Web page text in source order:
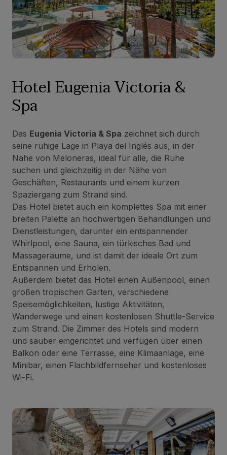
Hotel Eugenia Victoria &
Spa
Das Eugenia Victoria & Spa zeichnet sich durch
seine ruhige Lage in Playa del Inglés aus, in der
Nähe von Meloneras, ideal für alle, die Ruhe
suchen und gleichzeitig in der Nähe von
Geschäften, Restaurants und einem kurzen
Spaziergang zum Strand sind.
Das Hotel bietet auch ein komplettes Spa mit einer
breiten Palette an hochwertigen Behandlungen und
Dienstleistungen, darunter ein entspannender
Whirlpool, eine Sauna, ein türkisches Bad und
Massageräume, und ist damit der ideale Ort zum
Entspannen und Erholen.
Außerdem bietet das Hotel einen Außenpool, einen
großen tropischen Garten, verschiedene
Speisemöglichkeiten, lustige Aktivitäten,
Wanderwege und einen kostenlosen Shuttle-Service
zum Strand. Die Zimmer des Hotels sind modern
und sauber eingerichtet und verfügen über einen
Balkon oder eine Terrasse, eine Klimaanlage, eine
Minibar, einen Flachbildfernseher und kostenloses
Wi-Fi.